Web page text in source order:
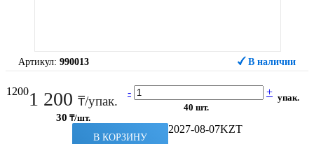
Артикул: 990013 В наличии
12001 200 ₸/упак.
30 ₸/шт.
- +
40 шт.
упак.
В КОРЗИНУ
2027-08-07KZT